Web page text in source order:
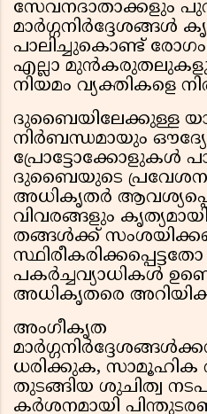
സേവനദാതാക്കളും
മാർഗ്ഗനിർദ്ദേശങ്ങൾ
പാലിച്ചുകൊണ്ട് രോഗം
എല്ലാ
നിയമം വ്യക്തികളെ
ദുബൈയിലേക്കുള്ള
നിർബന്ധമായും
പ്രോട്ടോക്കോളുകൾ
ദുബൈയുടെ പ്രവേശന
അധികൃതർ
വിവരങ്ങളും
തങ്ങൾക്ക്
പകർച്ചവ്യാധികൾ
അധികൃതരെ
അംഗീകൃത
ധരിക്കുക, സാമൂഹിക
തുടങ്ങിയ ശുചിത്വ
കർശനമായി